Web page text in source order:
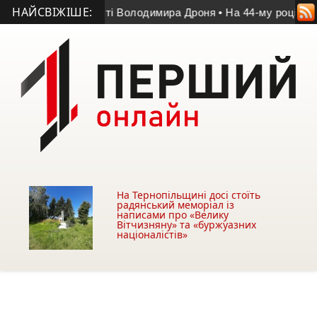
НАЙСВІЖІШЕ:
у матчі пам’яті Володимира Дроня • На 44-му році життя
На Тернопільщині досі стоїть
радянський меморіал із
написами про «Велику
Вітчизняну» та «буржуазних
націоналістів»